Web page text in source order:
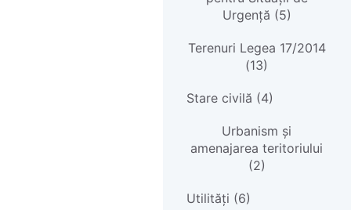
Urgență (5)
Terenuri Legea 17/2014
(13)
Stare civilă (4)
Urbanism și
amenajarea teritoriului
(2)
Utilități (6)